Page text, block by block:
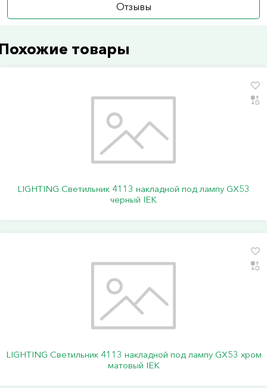
Отзывы
товары
LIGHTING Светильник 4113 накладной под лампу GX53
черный IEK
LIGHTING Светильник 4113 накладной под лампу GX53 хром
матовый IEK